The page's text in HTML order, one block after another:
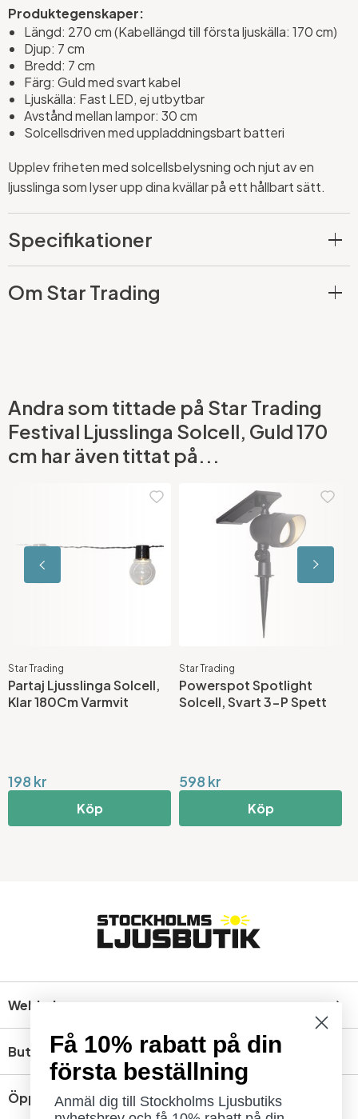
Produktegenskaper:
Längd: 270 cm (Kabellängd till första ljuskälla: 170 cm)
Djup: 7 cm
Bredd: 7 cm
Färg: Guld med svart kabel
Ljuskälla: Fast LED, ej utbytbar
Avstånd mellan lampor: 30 cm
Solcellsdriven med uppladdningsbart batteri
Upplev friheten med solcellsbelysning och njut av en
ljusslinga som lyser upp dina kvällar på ett hållbart sätt.
Specifikationer
Om Star Trading
Andra som tittade på Star Trading
Festival Ljusslinga Solcell, Guld 170
cm har även tittat på...
Star Trading
Partaj Ljusslinga Solcell,
Klar 180Cm Varmvit
198 kr
Köp
Star Trading
Powerspot Spotlight
Solcell, Svart 3-P Spett
598 kr
Köp
Webbshop
Butik
Öppettider
Få 10% rabatt på din
första beställning
Anmäl dig till Stockholms Ljusbutiks